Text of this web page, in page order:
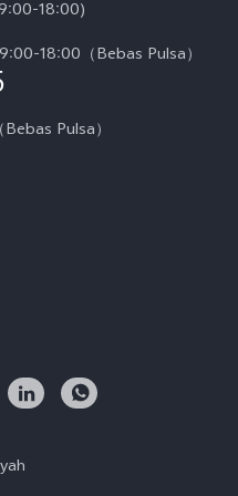
18:00)
18:00（Bebas Pulsa）
Pulsa）